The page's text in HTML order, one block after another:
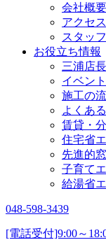
会社概要
アクセ
スタッ
お役立ち情報
三浦店
イベン
施工の
よくあ
賃貸・
住宅省
先進的
子育て
給湯省
048-598-3439
[電話受付]9:00～